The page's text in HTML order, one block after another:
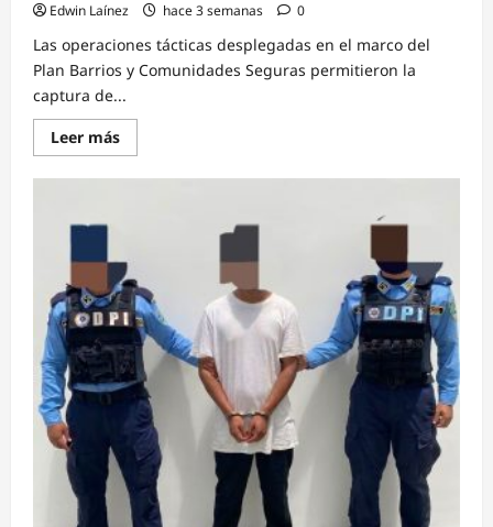
Edwin Laínez hace 3 semanas 0
Las operaciones tácticas desplegadas en el marco del
Plan Barrios y Comunidades Seguras permitieron la
captura de...
Leer másRead
more
Capturan
acusado
de
agresiones
sexuales
agravadas
en
perjuicio
de
su
hijastra